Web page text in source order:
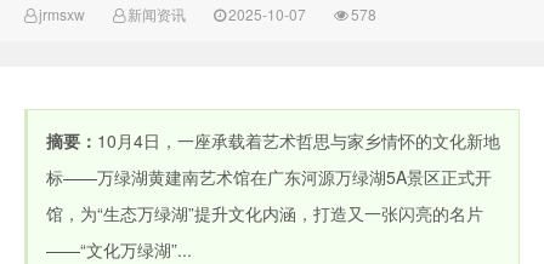
国美术新闻网
jrmsxw 新闻资讯 2025-10-07 578
摘要： 10月4日，一座承载着艺术哲思与家乡情怀的文化新地
标——万绿湖黄建南艺术馆在广东河源万绿湖5A景区正式开
馆，为“生态万绿湖”提升文化内涵，打造又一张闪亮的名片
——“文化万绿湖”...